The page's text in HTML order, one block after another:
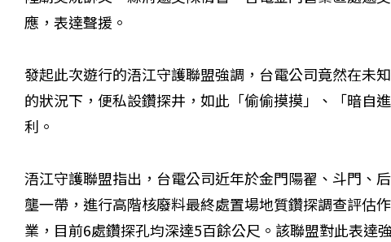
應，表達聲援。
發起此次遊行的浯江守護聯盟強調，台電公司竟然在未
的狀況下，便私設鑽探井，如此「偷偷摸摸」、「暗自
利。
浯江守護聯盟指出，台電公司近年於金門陽翟、斗門、后
壟一帶，進行高階核廢料最終處置場地質鑽探調查評估作
業，目前6處鑽探孔均深達5百餘公尺。該聯盟對此表達強